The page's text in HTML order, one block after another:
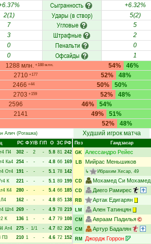
Сыгранность
+6.32%
2(1)
Удары (в створ)
5(2)
7
Угловые
5
3
Штрафные
2
0
Пенальти
0
0
Офсайды
1
1288 млн. +188 млн. 54%
46%
2710 +177 52%
48%
2466 +44 50%
50%
2703 +159 52%
48%
2596 46%
54%
2141 49%
51%
52%
48%
Алич (Рогашка) Худший игрок матча
РC ФУ/В Г/П О ЗС РФ
П4 302 - 2 - 5.8 81 242
Ка4 254 - - - 4.8 66 169
От4 191 - - - 5.1 78 142
К 221 - - - 5.1 89 199
К4 280 - - - 5.4 66 185
Л4 162 - - - 4.8 85 138
Шт4 269 - - - 4.9 78 219
К 136 1 - - 4.7 79 108
Ат4 275 - 1/1 - 4.7 82 226
П3 210 1 - - 4.6 72 152
Поз Гандзасар
GK Алессандро Рейес
LB
Мийрас Меньшиков
↳
Ибрахим Хесар, 49
CD
Мохамед Си Мохамед
CD
Диего Рамирес
RB
Артак Едигарян
LM
Ален Татинцян
CM
Авраам Падилья
CM
Артур Бадалян
RM
Джордж Горрон